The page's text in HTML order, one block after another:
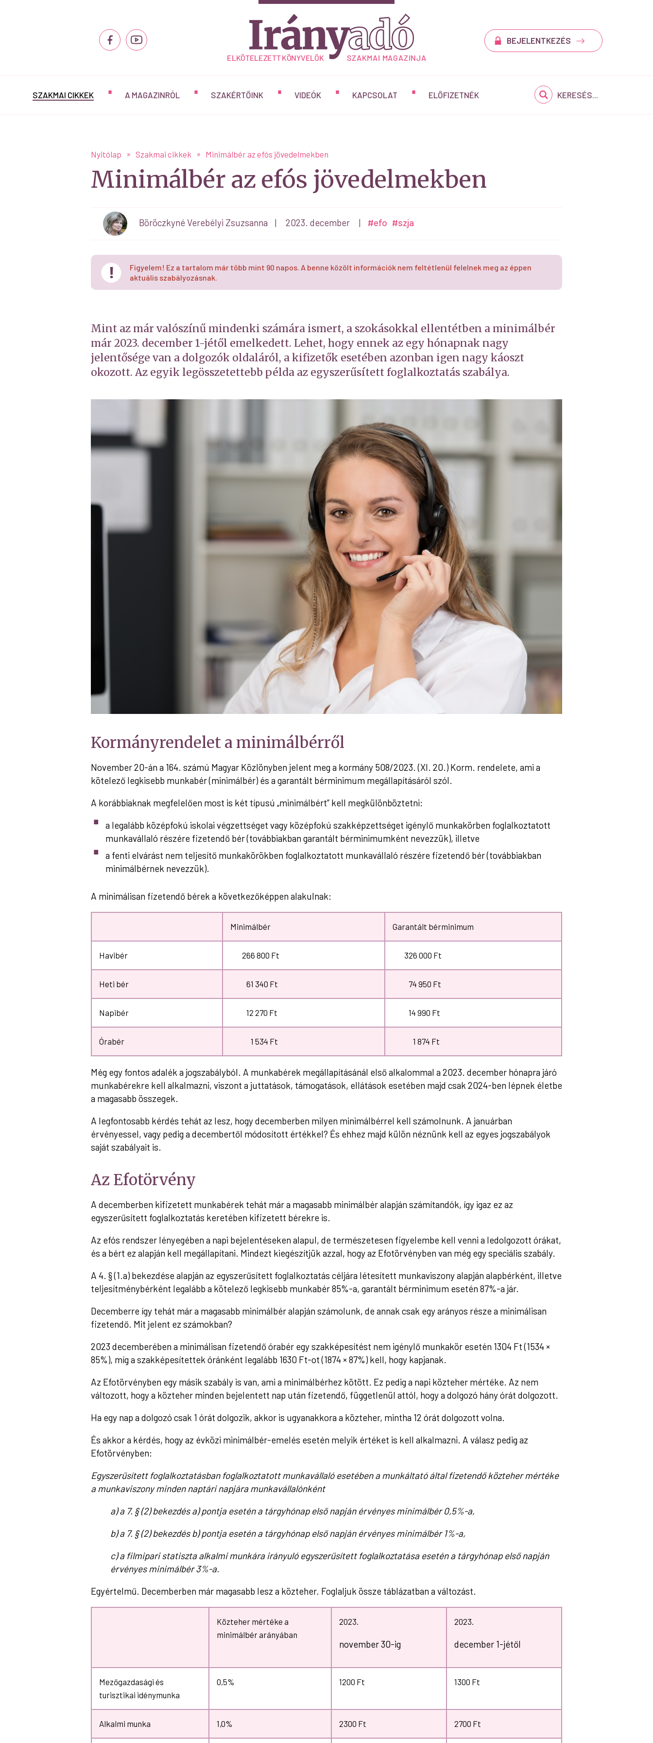
BEJELENTKEZÉS
SZAKMAI CIKKEK A MAGAZINRÓL SZAKÉRTŐINK VIDEÓK KAPCSOLAT ELŐFIZETNÉK KERESÉS...
Nyitólap Szakmai cikkek Minimálbér az efós jövedelmekben
Minimálbér az efós jövedelmekben
Böröczkyné Verebélyi Zsuzsanna | 2023. december | #efo #szja
Figyelem! Ez a tartalom már több mint 90 napos. A benne közölt információk nem feltétlenül felelnek meg az éppen
aktuális szabályozásnak.
Mint az már valószínű mindenki számára ismert, a szokásokkal ellentétben a minimálbér
már 2023. december 1-jétől emelkedett. Lehet, hogy ennek az egy hónapnak nagy
jelentősége van a dolgozók oldaláról, a kifizetők esetében azonban igen nagy káoszt
okozott. Az egyik legösszetettebb példa az egyszerűsített foglalkoztatás szabálya.
Kormányrendelet a minimálbérről
November 20-án a 164. számú Magyar Közlönyben jelent meg a kormány 508/2023. (XI. 20.) Korm. rendelete, ami a
kötelező legkisebb munkabér (minimálbér) és a garantált bérminimum megállapításáról szól.
A korábbiaknak megfelelően most is két típusú „minimálbért” kell megkülönböztetni:
a legalább középfokú iskolai végzettséget vagy középfokú szakképzettséget igénylő munkakörben foglalkoztatott
munkavállaló részére fizetendő bér (továbbiakban garantált bérminimumként nevezzük), illetve
a fenti elvárást nem teljesítő munkakörökben foglalkoztatott munkavállaló részére fizetendő bér (továbbiakban
minimálbérnek nevezzük).
A minimálisan fizetendő bérek a következőképpen alakulnak:
Minimálbér Garantált bérminimum
Havibér 266 800 Ft 326 000 Ft
Heti bér 61 340 Ft 74 950 Ft
Napibér 12 270 Ft 14 990 Ft
Órabér 1 534 Ft 1 874 Ft
Még egy fontos adalék a jogszabályból. A munkabérek megállapításánál első alkalommal a 2023. december hónapra járó
munkabérekre kell alkalmazni, viszont a juttatások, támogatások, ellátások esetében majd csak 2024-ben lépnek életbe
a magasabb összegek.
A legfontosabb kérdés tehát az lesz, hogy decemberben milyen minimálbérrel kell számolnunk. A januárban
érvényessel, vagy pedig a decembertől módosított értékkel? És ehhez majd külön néznünk kell az egyes jogszabályok
saját szabályait is.
Az Efotörvény
A decemberben kifizetett munkabérek tehát már a magasabb minimálbér alapján számítandók, így igaz ez az
egyszerűsített foglalkoztatás keretében kifizetett bérekre is.
Az efós rendszer lényegében a napi bejelentéseken alapul, de természetesen figyelembe kell venni a ledolgozott órákat,
és a bért ez alapján kell megállapítani. Mindezt kiegészítjük azzal, hogy az Efotörvényben van még egy speciális szabály.
A 4. § (1.a) bekezdése alapján az egyszerűsített foglalkoztatás céljára létesített munkaviszony alapján alapbérként, illetve
teljesítménybérként legalább a kötelező legkisebb munkabér 85%-a, garantált bérminimum esetén 87%-a jár.
Decemberre így tehát már a magasabb minimálbér alapján számolunk, de annak csak egy arányos része a minimálisan
fizetendő. Mit jelent ez számokban?
2023 decemberében a minimálisan fizetendő órabér egy szakképesítést nem igénylő munkakör esetén 1304 Ft (1534 ×
85%), míg a szakképesítettek óránként legalább 1630 Ft-ot (1874 × 87%) kell, hogy kapjanak.
Az Efotörvényben egy másik szabály is van, ami a minimálbérhez kötött. Ez pedig a napi közteher mértéke. Az nem
változott, hogy a közteher minden bejelentett nap után fizetendő, függetlenül attól, hogy a dolgozó hány órát dolgozott.
Ha egy nap a dolgozó csak 1 órát dolgozik, akkor is ugyanakkora a közteher, mintha 12 órát dolgozott volna.
És akkor a kérdés, hogy az évközi minimálbér-emelés esetén melyik értéket is kell alkalmazni. A válasz pedig az
Efotörvényben:
Egyszerűsített foglalkoztatásban foglalkoztatott munkavállaló esetében a munkáltató által fizetendő közteher mértéke
a munkaviszony minden naptári napjára munkavállalónként
a) a 7. § (2) bekezdés a) pontja esetén a tárgyhónap első napján érvényes minimálbér 0,5%-a,
b) a 7. § (2) bekezdés b) pontja esetén a tárgyhónap első napján érvényes minimálbér 1%-a,
c) a filmipari statiszta alkalmi munkára irányuló egyszerűsített foglalkoztatása esetén a tárgyhónap első napján
érvényes minimálbér 3%-a.
Egyértelmű. Decemberben már magasabb lesz a közteher. Foglaljuk össze táblázatban a változást.
Közteher mértéke a
minimálbér arányában
2023.
november 30-ig
2023.
december 1-jétől
Mezőgazdasági és
turisztikai idénymunka
0,5% 1200 Ft 1300 Ft
Alkalmi munka 1,0% 2300 Ft 2700 Ft